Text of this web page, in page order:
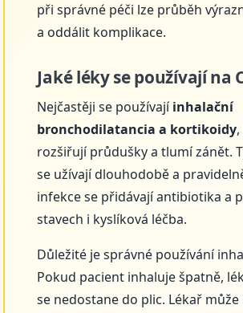
při správné péči lze průběh
a oddálit komplikace.
Jaké léky se používají na
Nejčastěji se používajíinhalační
bronchodilatancia a kortikoidy
rozšiřují průdušky a tlumí zánět.
se užívají dlouhodobě a
infekce se přidávají antibiotika a
stavech i kyslíková léčba.
Důležité je správné používání
Pokud pacient inhaluje špatně,
se nedostane do plic. Lékař